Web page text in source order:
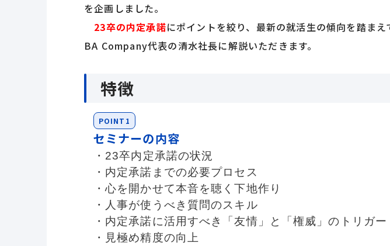
を企画しました。
23卒の内定承諾にポイントを絞り、最新の就活生の傾向を踏ま
BA Company代表の清水社長に解説いただきます。
特徴
POINT1
セミナーの内容
・23卒内定承諾の状況
・内定承諾までの必要プロセス
・心を開かせて本音を聴く下地作り
・人事が使うべき質問のスキル
・内定承諾に活用すべき「友情」と「権威」のトリガー
・見極め精度の向上